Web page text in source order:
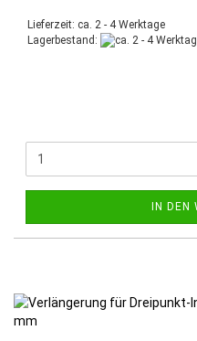
Lieferzeit: ca. 2 - 4 Werktage
Lagerbestand:
IN DEN